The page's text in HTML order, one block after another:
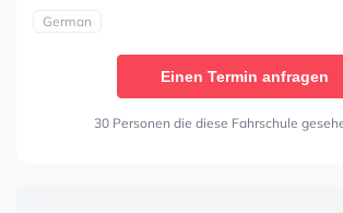
German
Einen Termin anfragen
30 Personen die diese Fahrschule